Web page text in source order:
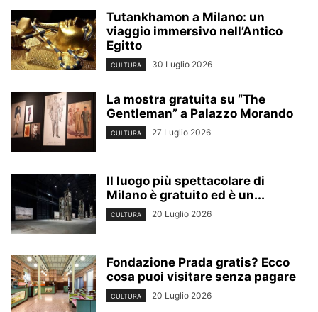
Tutankhamon a Milano: un
viaggio immersivo nell’Antico
Egitto
CULTURA 30 Luglio 2026
La mostra gratuita su “The
Gentleman” a Palazzo Morando
CULTURA 27 Luglio 2026
Il luogo più spettacolare di
Milano è gratuito ed è un...
CULTURA 20 Luglio 2026
Fondazione Prada gratis? Ecco
cosa puoi visitare senza pagare
CULTURA 20 Luglio 2026